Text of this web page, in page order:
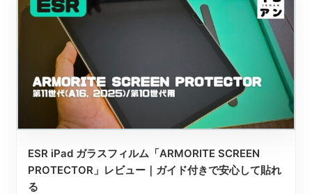
ESR iPad ガラスフィルム「ARMORITE SCREEN
PROTECTOR」レビュー｜ガイド付きで安心して貼れ
る